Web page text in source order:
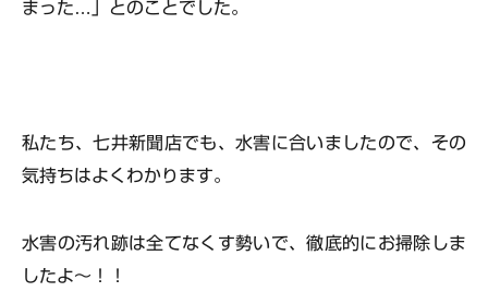
まった…」とのことでした。
私たち、七井新聞店でも、水害に合いましたので、その
気持ちはよくわかります。
水害の汚れ跡は全てなくす勢いで、徹底的にお掃除しま
したよ～！！